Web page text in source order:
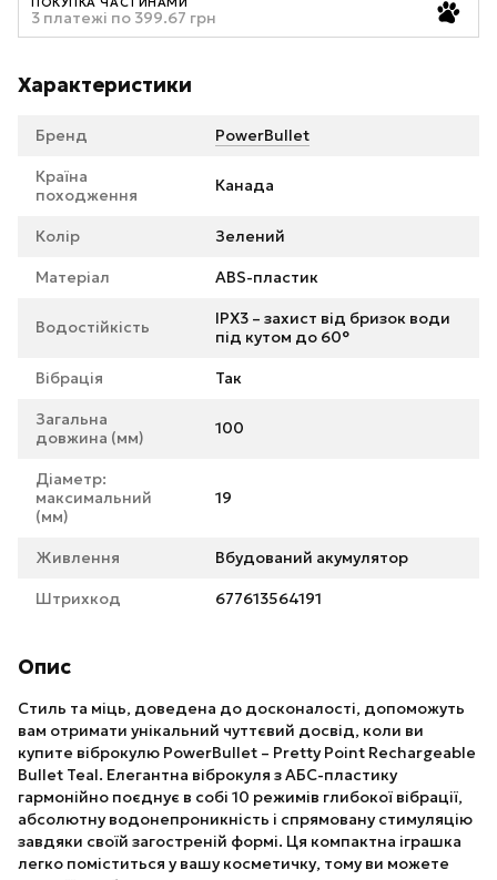
3 платежі по 399.67 грн
Характеристики
Бренд PowerBullet
Країна
походження
Канада
Колір Зелений
Матеріал ABS-пластик
Водостійкість
IPX3 – захист від бризок води
під кутом до 60°
Вібрація Так
Загальна
довжина (мм)
100
Діаметр:
максимальний
(мм)
19
Живлення Вбудований акумулятор
Штрихкод 677613564191
Опис
Стиль та міць, доведена до досконалості, допоможуть
вам отримати унікальний чуттєвий досвід, коли ви
купите віброкулю PowerBullet – Pretty Point Rechargeable
Bullet Teal. Елегантна віброкуля з АБС-пластику
гармонійно поєднує в собі 10 режимів глибокої вібрації,
абсолютну водонепроникність і спрямовану стимуляцію
завдяки своїй загостреній формі. Ця компактна іграшка
легко поміститься у вашу косметичку, тому ви можете